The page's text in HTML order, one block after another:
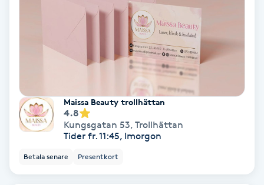
Enzympeeling
Extensions
Maissa Beauty trollhättan
4.8
Kungsgatan 53, Trollhättan
Tider fr. 11:45, Imorgon
Betala senare Presentkort